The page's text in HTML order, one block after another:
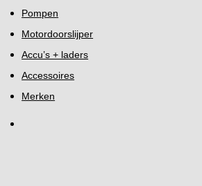
Pompen
Motordoorslijper
Accu’s + laders
Accessoires
Merken